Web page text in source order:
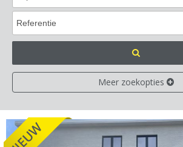
Meer zoekopties